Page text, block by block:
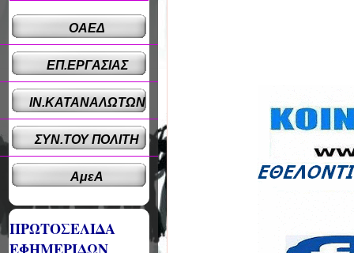
ΟΑΕΔ
ΕΠ.ΕΡΓΑΣΙΑΣ
ΙΝ.ΚΑΤΑΝΑΛΩΤΩΝ
ΣΥΝ.ΤΟΥ ΠΟΛΙΤΗ
ΑμεΑ
ΠΡΩΤΟΣΕΛΙΔΑ
ΕΦΗΜΕΡΙΔΩΝ